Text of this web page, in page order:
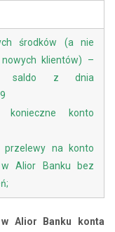
środków (a nie
klientów) –
saldo z dnia
konto
przelewy na konto
Alior Banku bez
Alior Banku konta